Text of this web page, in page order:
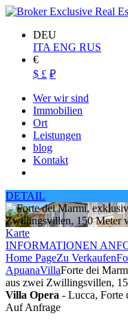
DEU
ITA ENG RUS
€
$ £ ₽
Wer wir sind
Immobilien
Ort
Leistungen
blog
Kontakt
DETAIL
Karte
INFORMATIONEN
Home PageZu Verkaufen
ApuanaVillaForte dei
aus zwei Zwillingsvillen,
Villa Opera - Lucca, Forte
Auf Anfrage